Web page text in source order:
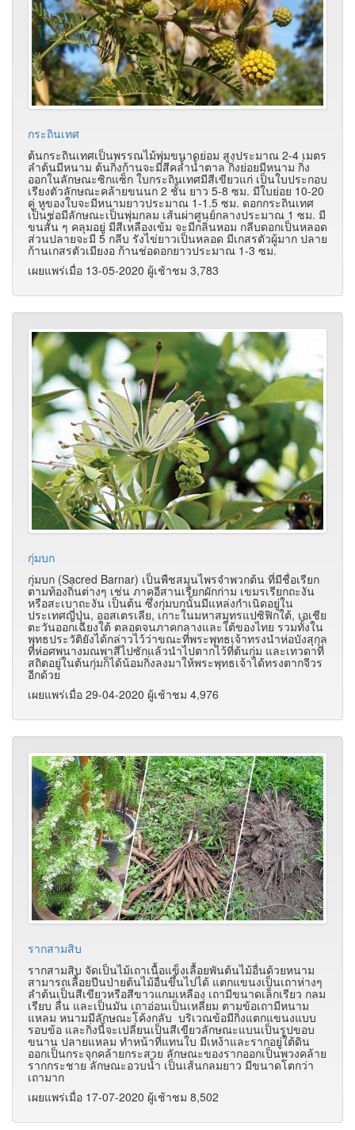
กระถินเทศ
ต้นกระถินเทศเป็นพรรณไม้พุ่มขนาดย่อม สูงประมาณ 2-4 เมตร
ลำต้นมีหนาม ต้นกิ่งก้านจะมีสีคล้ำน้ำตาล กิ่งย่อยมีหนาม กิ่ง
ออกในลักษณะซิกแซ็ก ใบกระถินเทศมีสีเขียวแก่ เป็นใบประกอบ
เรียงตัวลักษณะคล้ายขนนก 2 ชั้น ยาว 5-8 ซม. มีใบย่อย 10-20
คู่ หูของใบจะมีหนามยาวประมาณ 1-1.5 ซม. ดอกกระถินเทศ
เป็นช่อมีลักษณะเป็นพุ่มกลม เส้นผ่าศูนย์กลางประมาณ 1 ซม. มี
ขนสั้น ๆ คลุมอยู่ มีสีเหลืองเข้ม จะมีกลิ่นหอม กลีบดอกเป็นหลอด
ส่วนปลายจะมี 5 กลีบ รังไข่ยาวเป็นหลอด มีเกสรตัวผู้มาก ปลาย
ก้านเกสรตัวเมียงอ ก้านช่อดอกยาวประมาณ 1-3 ซม.
เผยแพร่เมื่อ 13-05-2020 ผู้เช้าชม 3,783
กุ่มบก
กุ่มบก (Sacred Barnar) เป็นพืชสมุนไพรจำพวกต้น ที่มีชื่อเรียก
ตามท้องถิ่นต่างๆ เช่น ภาคอีสานเรียกผักก่าม เขมรเรียกถะงัน
หรือสะเบาถะงัน เป็นต้น ซึ่งกุ่มบกนั้นมีแหล่งกำเนิดอยู่ใน
ประเทศญี่ปุ่น, ออสเตรเลีย, เกาะในมหาสมุทรแปซิฟิกใต้, เอเชีย
ตะวันออกเฉียงใต้ ตลอดจนภาคกลางและใต้ของไทย รวมทั้งใน
พุทธประวัติยังได้กล่าวไว้ว่าขณะที่พระพุทธเจ้าทรงนำห่อบังสุกุล
ที่ห่อศพนางมณพาสีไปซักแล้วนำไปตากไว้ที่ต้นกุ่ม และเทวดาที่
สถิตอยู่ในต้นกุ่มก็ได้น้อมกิ่งลงมาให้พระพุทธเจ้าได้ทรงตากจีวร
อีกด้วย
เผยแพร่เมื่อ 29-04-2020 ผู้เช้าชม 4,976
รากสามสิบ
รากสามสิบ จัดเป็นไม้เถาเนื้อแข็งเลื้อยพันต้นไม้อื่นด้วยหนาม
สามารถเลื้อยปีนป่ายต้นไม้อื่นขึ้นไปได้ แตกแขนงเป็นเถาห่างๆ
ลำต้นเป็นสีเขียวหรือสีขาวแกมเหลือง เถามีขนาดเล็กเรียว กลม
เรียบ ลื่น และเป็นมัน เถาอ่อนเป็นเหลี่ยม ตามข้อเถามีหนาม
แหลม หนามมีลักษณะโค้งกลับ บริเวณข้อมีกิ่งแตกแขนงแบบ
รอบข้อ และกิ่งนี้จะเปลี่ยนเป็นสีเขียวลักษณะแบนเป็นรูปขอบ
ขนาน ปลายแหลม ทำหน้าที่แทนใบ มีเหง้าและรากอยู่ใต้ดิน
ออกเป็นกระจุกคล้ายกระสวย ลักษณะของรากออกเป็นพวงคล้าย
รากกระชาย ลักษณะอวบน้ำ เป็นเส้นกลมยาว มีขนาดโตกว่า
เถามาก
เผยแพร่เมื่อ 17-07-2020 ผู้เช้าชม 8,502